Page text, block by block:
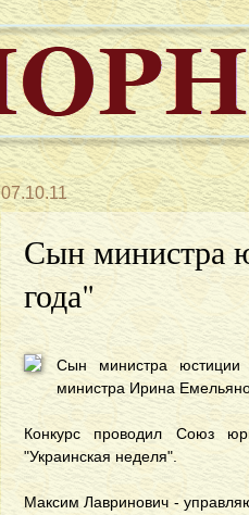
07.10.11
Сын министра
года"
Сын министра юстиции
министра Ирина
Конкурс проводил Союз
"Украинская неделя".
Максим Лавринович -